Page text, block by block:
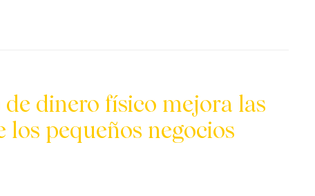
dinero físico mejora las
los pequeños negocios